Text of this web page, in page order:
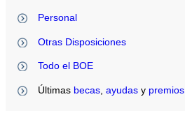
Personal
Otras Disposiciones
Todo el BOE
Últimas becas ,ayudas y premios